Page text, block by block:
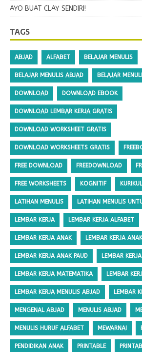
AYO BUAT CLAY SENDIRI!
TAGS
ABJAD ALFABET BELAJAR MENULIS
BELAJAR MENULIS ABJAD BELAJAR
DOWNLOAD DOWNLOAD EBOOK
DOWNLOAD LEMBAR KERJA GRATIS
DOWNLOAD WORKSHEET GRATIS
DOWNLOAD WORKSHEETS GRATIS
FREE DOWNLOAD FREEDOWNLOAD
FREE WORKSHEETS KOGNITIF
LATIHAN MENULIS LATIHAN MENULIS
LEMBAR KERJA LEMBAR KERJA ALFABET
LEMBAR KERJA ANAK LEMBAR KERJA
LEMBAR KERJA ANAK PAUD LEMBAR
LEMBAR KERJA MATEMATIKA LEMBAR
LEMBAR KERJA MENULIS ABJAD LEMBAR
MENGENAL ABJAD MENULIS ABJAD
MENULIS HURUF ALFABET MEWARNAI
PENDIDIKAN ANAK PRINTABLE